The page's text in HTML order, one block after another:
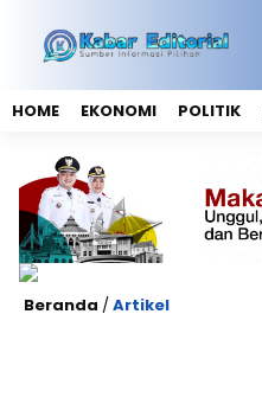
HOME EKONOMI POLITIK
Beranda / Artikel